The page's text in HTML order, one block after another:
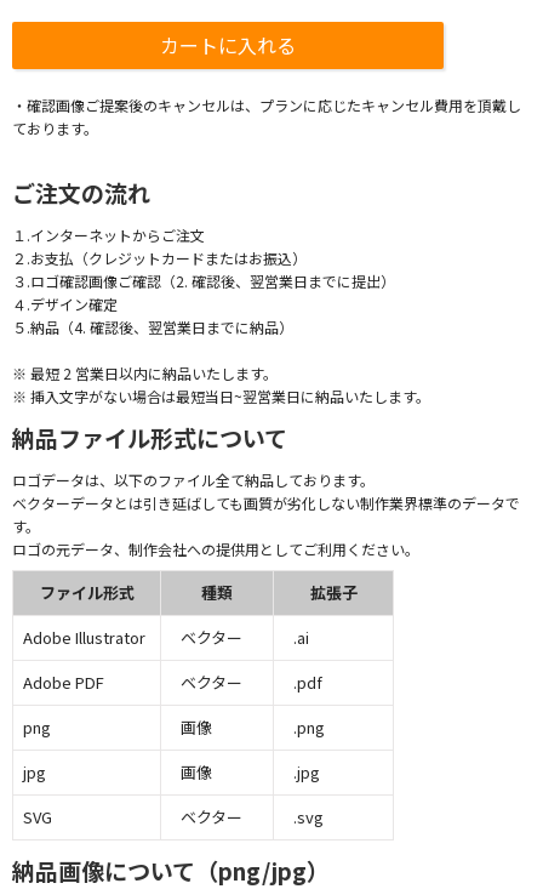
・確認画像ご提案後のキャンセルは、プランに応じたキャンセル費用を頂戴し
ております。
ご注文の流れ
１.インターネットからご注文
２.お支払（クレジットカードまたはお振込）
３.ロゴ確認画像ご確認（2. 確認後、翌営業日までに提出）
４.デザイン確定
５.納品（4. 確認後、翌営業日までに納品）
※ 最短 2 営業日以内に納品いたします。
※ 挿入文字がない場合は最短当日~翌営業日に納品いたします。
納品ファイル形式について
ロゴデータは、以下のファイル全て納品しております。
ベクターデータとは引き延ばしても画質が劣化しない制作業界標準のデータで
す。
ロゴの元データ、制作会社への提供用としてご利用ください。
ファイル形式 種類
拡張子
Adobe Illustrator
ベクター
.ai
Adobe PDF
ベクター
.pdf
png
画像
.png
jpg
画像
.jpg
SVG
ベクター .svg
納品画像について（png/jpg）